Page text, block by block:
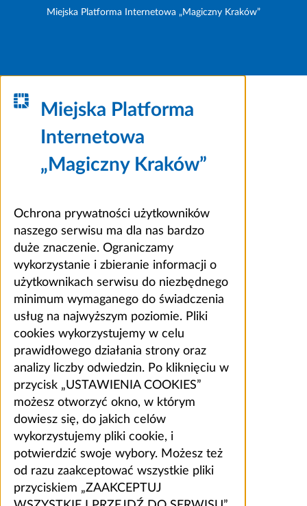
Miejska Platforma Internetowa „Magiczny Kraków”
Miejska Platforma
Internetowa
„Magiczny Kraków”
Ochrona prywatności użytkowników
naszego serwisu ma dla nas bardzo
duże znaczenie. Ograniczamy
wykorzystanie i zbieranie informacji o
użytkownikach serwisu do niezbędnego
minimum wymaganego do świadczenia
usług na najwyższym poziomie. Pliki
cookies wykorzystujemy w celu
prawidłowego działania strony oraz
analizy liczby odwiedzin. Po kliknięciu w
przycisk „USTAWIENIA COOKIES”
możesz otworzyć okno, w którym
dowiesz się, do jakich celów
wykorzystujemy pliki cookie, i
potwierdzić swoje wybory. Możesz też
od razu zaakceptować wszystkie pliki
przyciskiem „ZAAKCEPTUJ